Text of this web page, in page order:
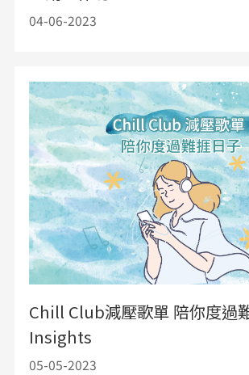
04-06-2023
Chill Club減壓歌單 陪你度過
Insights
05-05-2023